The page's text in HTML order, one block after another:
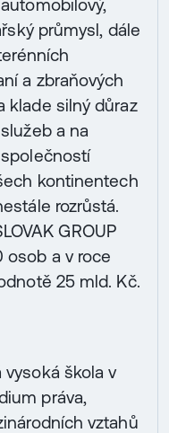
průmysl, dále
a zbraňových
klade silný důraz
a na
kontinentech
rozrůstá.
GROUP
osob a v roce
25 mld. Kč.
vysoká škola v
práva,
vztahů